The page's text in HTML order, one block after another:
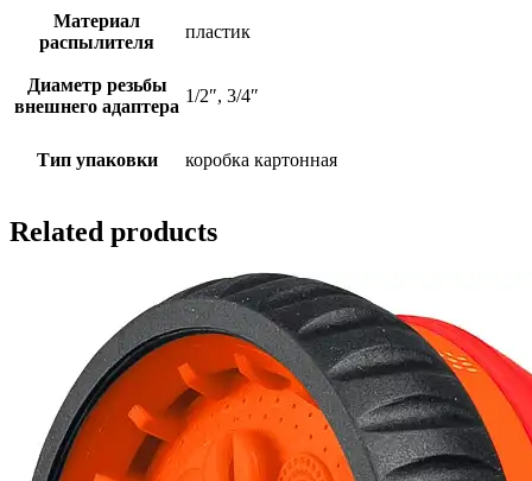
Материал
распылителя
пластик
Диаметр резьбы
внешнего адаптера
1/2″, 3/4″
Тип упаковки коробка картонная
Related products